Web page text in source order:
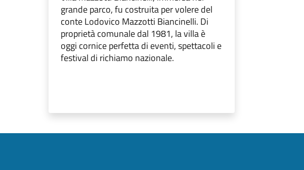
grande parco, fu costruita per volere del
conte Lodovico Mazzotti Biancinelli. Di
proprietà comunale dal 1981, la villa è
oggi cornice perfetta di eventi, spettacoli e
festival di richiamo nazionale.